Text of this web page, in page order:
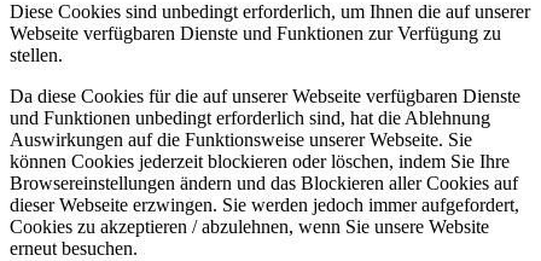
Diese Cookies sind unbedingt erforderlich, um Ihnen die auf unserer
Webseite verfügbaren Dienste und Funktionen zur Verfügung zu
stellen.
Da diese Cookies für die auf unserer Webseite verfügbaren Dienste
und Funktionen unbedingt erforderlich sind, hat die Ablehnung
Auswirkungen auf die Funktionsweise unserer Webseite. Sie
können Cookies jederzeit blockieren oder löschen, indem Sie Ihre
Browsereinstellungen ändern und das Blockieren aller Cookies auf
dieser Webseite erzwingen. Sie werden jedoch immer aufgefordert,
Cookies zu akzeptieren / abzulehnen, wenn Sie unsere Website
erneut besuchen.